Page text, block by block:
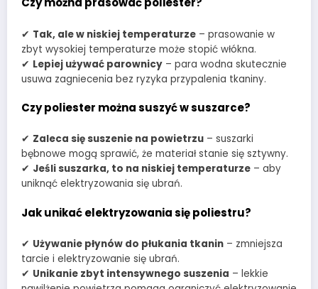
✔ Tak, ale w niskiej temperaturze – prasowanie w
zbyt wysokiej temperaturze może stopić włókna.
✔ Lepiej używać parownicy – para wodna skutecznie
usuwa zagniecenia bez ryzyka przypalenia tkaniny.
Czy poliester można suszyć w suszarce?
✔ Zaleca się suszenie na powietrzu – suszarki
bębnowe mogą sprawić, że materiał stanie się sztywny.
✔ Jeśli suszarka, to na niskiej temperaturze – aby
uniknąć elektryzowania się ubrań.
Jak unikać elektryzowania się poliestru?
✔ Używanie płynów do płukania tkanin – zmniejsza
tarcie i elektryzowanie się ubrań.
✔ Unikanie zbyt intensywnego suszenia – lekkie